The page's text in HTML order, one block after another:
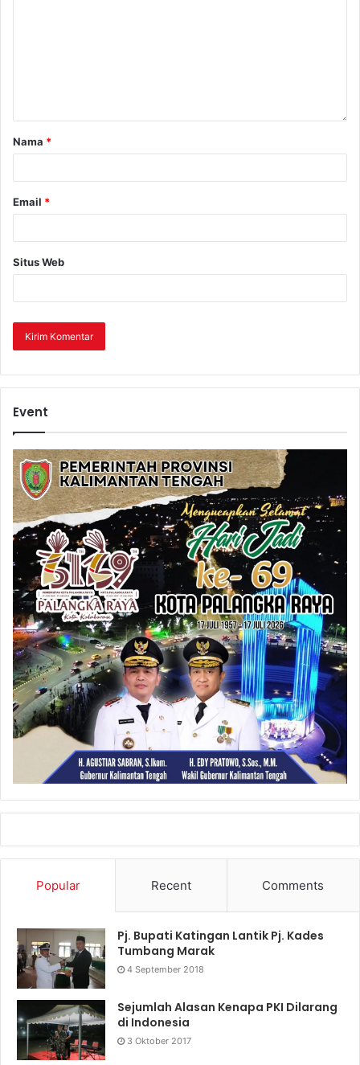
Nama *
Email *
Situs Web
Event
Popular Recent Comments
Pj. Bupati Katingan Lantik Pj. Kades
Tumbang Marak
4 September 2018
Sejumlah Alasan Kenapa PKI Dilarang
di Indonesia
3 Oktober 2017